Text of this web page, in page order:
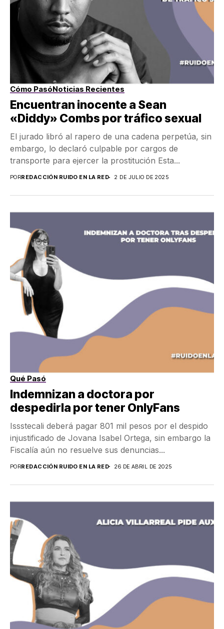
Cómo PasóNoticias Recientes
Encuentran inocente a Sean
«Diddy» Combs por tráfico sexual
El jurado libró al rapero de una cadena perpetúa, sin
embargo, lo declaró culpable por cargos de
transporte para ejercer la prostitución Esta...
PORREDACCIÓN RUIDO EN LA RED 2 DE JULIO DE 2025
Qué Pasó
Indemnizan a doctora por
despedirla por tener OnlyFans
Issstecali deberá pagar 801 mil pesos por el despido
injustificado de Jovana Isabel Ortega, sin embargo la
Fiscalía aún no resuelve sus denuncias...
PORREDACCIÓN RUIDO EN LA RED 26 DE ABRIL DE 2025